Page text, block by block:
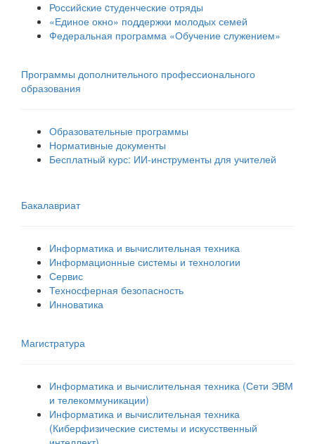
Российские cтуденческие отряды
«Единое окно» поддержки молодых семей
Федеральная программа «Обучение служением»
Программы дополнительного профессионального
образования
Образовательные программы
Нормативные документы
Бесплатный курс: ИИ‑инструменты для учителей
Бакалавриат
Информатика и вычислительная техника
Информационные системы и технологии
Сервис
Техносферная безопасность
Инноватика
Магистратура
Информатика и вычислительная техника (Сети ЭВМ
и телекоммуникации)
Информатика и вычислительная техника
(Киберфизические системы и искусственный